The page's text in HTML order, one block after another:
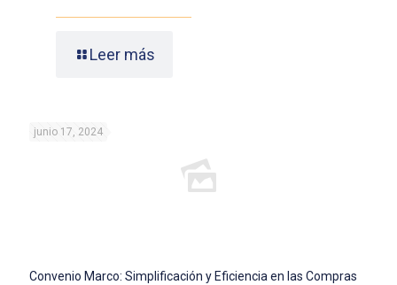
Leer más
junio 17, 2024
Convenio Marco: Simplificación y Eficiencia en las Compras